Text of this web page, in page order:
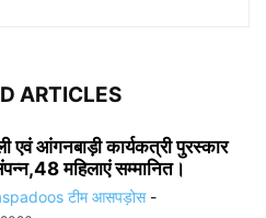
ARTICLES
एवं आंगनबाड़ी कार्यकत्री पुरस्कार
महिलाएं सम्मानित।
टीम आसपड़ोस -